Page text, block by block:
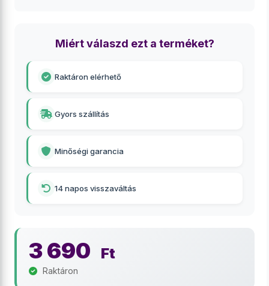
Miért válaszd ezt a terméket?
Raktáron elérhető
Gyors szállítás
Minőségi garancia
14 napos visszaváltás
3 690 Ft
Raktáron